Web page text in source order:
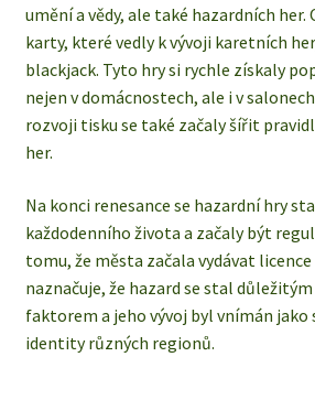
umění a vědy, ale také hazardních her.
karty, které vedly k vývoji karetních
blackjack. Tyto hry si rychle získaly
nejen v domácnostech, ale i v
rozvoji tisku se také začaly šířit
her.
Na konci renesance se hazardní hry
každodenního života a začaly být
tomu, že města začala vydávat licence
naznačuje, že hazard se stal
faktorem a jeho vývoj byl vnímán
identity různých regionů.